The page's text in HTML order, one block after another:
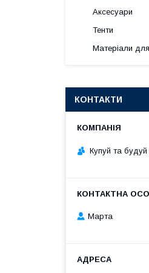
Аксесуари
Тенти
Матеріали для
КОНТАКТИ
Купуй та будуй
Марта